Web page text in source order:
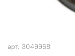
арт. 3049968